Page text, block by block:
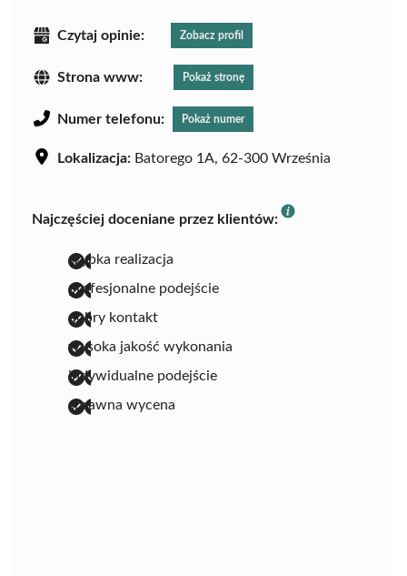
Czytaj opinie: Zobacz profil
Strona www: Pokaż stronę
Numer telefonu: Pokaż numer
Lokalizacja: Batorego 1A, 62-300 Września
Najczęściej doceniane przez klientów:
szybka realizacja
profesjonalne podejście
dobry kontakt
wysoka jakość wykonania
indywidualne podejście
sprawna wycena